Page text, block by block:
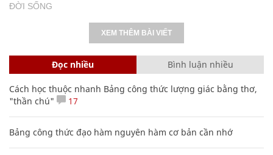
ĐỜI SỐNG
XEM THÊM BÀI VIẾT
Đọc nhiều Bình luận nhiều
Cách học thuộc nhanh Bảng công thức lượng giác bằng thơ,
"thần chú"
17
Bảng công thức đạo hàm nguyên hàm cơ bản cần nhớ